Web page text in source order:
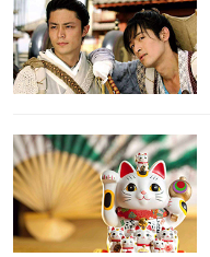
除此以外，
否是你过于注
大喝的梦来满足